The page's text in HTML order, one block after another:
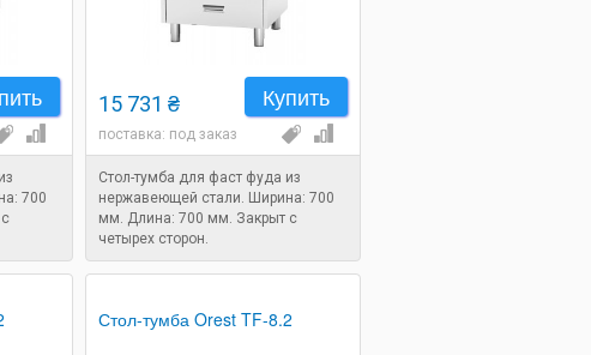
700
Купить
15 731 ₴
поставка: под заказ
Стол-тумба для фаст фуда из
нержавеющей стали. Ширина: 700
мм. Длина: 700 мм. Закрыт с
четырех сторон.
Стол-тумба Orest TF-8.2